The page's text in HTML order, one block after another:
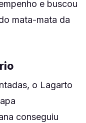
e buscou
mata-mata da
o Lagarto
conseguiu